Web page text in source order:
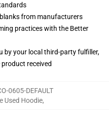
from manufacturers
practices with the Better
by your local third-party fulfiller,
received
0605-DEFAULT
Used Hoodie,